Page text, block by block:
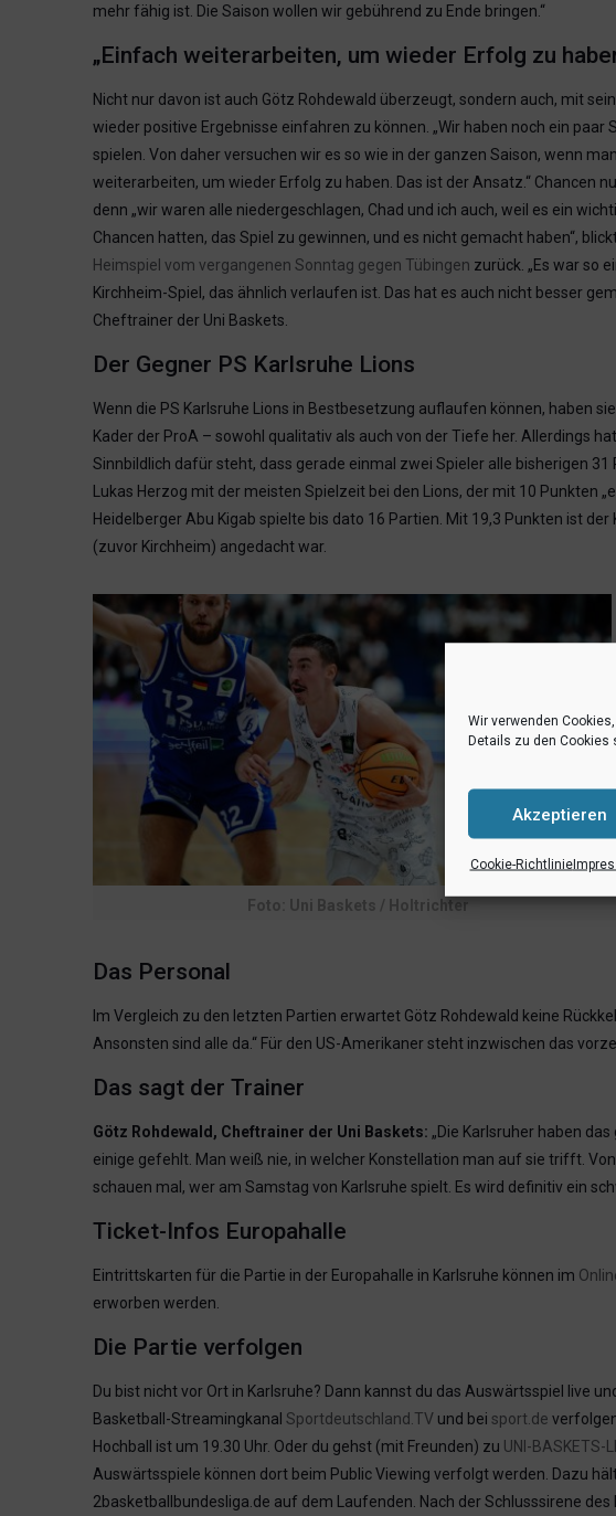
Wir verwenden
Details zu den Cookies
Akzeptieren
Cookie-Richtlinie
mehr fähig ist. Die Saison wollen wir gebührend zu Ende bringen.“
„Einfach weiterarbeiten, um wieder Erfolg zu
Nicht nur davon ist auch Götz Rohdewald überzeugt, sondern auch, mit
wieder positive Ergebnisse einfahren zu können. „Wir haben noch ein paar
spielen. Von daher versuchen wir es so wie in der ganzen Saison, wenn
weiterarbeiten, um wieder Erfolg zu haben. Das ist der Ansatz.“ Chancen
denn „wir waren alle niedergeschlagen, Chad und ich auch, weil es ein
Chancen hatten, das Spiel zu gewinnen, und es nicht gemacht haben“,
Heimspiel vom vergangenen Sonntag gegen Tübingen zurück. „Es war so
Kirchheim-Spiel, das ähnlich verlaufen ist. Das hat es auch nicht besser
Cheftrainer der Uni Baskets.
Der Gegner PS Karlsruhe Lions
Wenn die PS Karlsruhe Lions in Bestbesetzung auflaufen können, haben
Kader der ProA – sowohl qualitativ als auch von der Tiefe her. Allerdings
Sinnbildlich dafür steht, dass gerade einmal zwei Spieler alle bisherigen
Lukas Herzog mit der meisten Spielzeit bei den Lions, der mit 10 Punkten
Heidelberger Abu Kigab spielte bis dato 16 Partien. Mit 19,3 Punkten ist
(zuvor Kirchheim) angedacht war.
Foto: Uni Baskets / Holtrichter
Das Personal
Im Vergleich zu den letzten Partien erwartet Götz Rohdewald keine
Ansonsten sind alle da.“ Für den US-Amerikaner steht inzwischen das
Das sagt der Trainer
Götz Rohdewald, Cheftrainer der Uni Baskets: „Die Karlsruher haben
einige gefehlt. Man weiß nie, in welcher Konstellation man auf sie trifft.
schauen mal, wer am Samstag von Karlsruhe spielt. Es wird definitiv ein
Ticket-Infos Europahalle
Eintrittskarten für die Partie in der Europahalle in Karlsruhe können im
erworben werden.
Die Partie verfolgen
Du bist nicht vor Ort in Karlsruhe? Dann kannst du das Auswärtsspiel live
Basketball-Streamingkanal Sportdeutschland.TV und bei sport.de
Hochball ist um 19.30 Uhr. Oder du gehst (mit Freunden) zu UNI-BASKETS-
Auswärtsspiele können dort beim Public Viewing verfolgt werden. Dazu
2basketballbundesliga.de auf dem Laufenden. Nach der Schlusssirene des